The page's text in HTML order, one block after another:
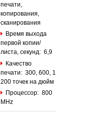
печати,
копирования,
сканирования
Время выхода
первой копии/
листа, секунд: 6,9
Качество
печати: 300, 600, 1
200 точек на дюйм
Процессор: 800
MHz